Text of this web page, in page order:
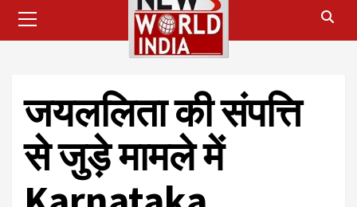
Menu
जयललिता की संपत्ति
से जुड़े मामले में